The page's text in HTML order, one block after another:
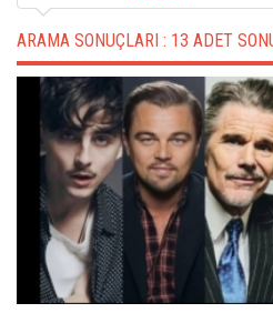
ARAMA SONUÇLARI : 13 ADET